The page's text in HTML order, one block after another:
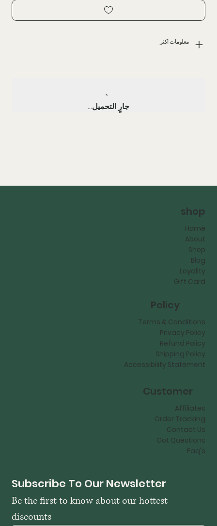
معلومات اكثر
جارٍ التحميل...
Subscribe To Our Newsletter
Be the first to know about our hottest
discounts
shop
Home
About
Shop
Blog
Loyality
Gift Card
Policy
Terms & Conditions
Privacy Policy
Refund Policy
Shipping Policy
Accessibility Statement
Customer
Affiliates
Order Tracking
Contact Us
Got Questions
Faq's